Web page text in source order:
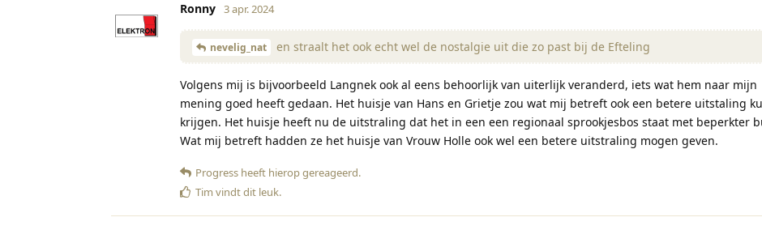
Ronny 3 apr. 2024
nevelig_nat en straalt het ook echt wel de nostalgie uit die zo past bij de Efteling
Volgens mij is bijvoorbeeld Langnek ook al eens behoorlijk van uiterlijk veranderd, iets wat hem naar mijn
mening goed heeft gedaan. Het huisje van Hans en Grietje zou wat mij betreft ook een betere uitstaling
krijgen. Het huisje heeft nu de uitstraling dat het in een een regionaal sprookjesbos staat met beperkter
Wat mij betreft hadden ze het huisje van Vrouw Holle ook wel een betere uitstraling mogen geven.
Progress heeft hierop gereageerd.
Tim vindt dit leuk.